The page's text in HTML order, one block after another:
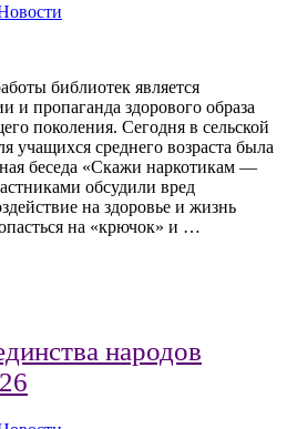
библиотек является
и пропаганда здорового образа
поколения. Сегодня в сельской
учащихся среднего возраста была
беседа «Скажи наркотикам —
обсудили вред
на здоровье и жизнь
на «крючок» и …
народов